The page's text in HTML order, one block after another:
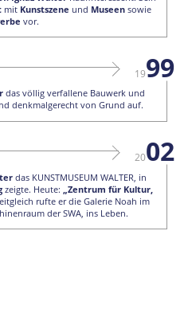
mit Kunstszene und Museensowie
vor.
1999
das völlig verfallene Bauwerk und
denkmalgerecht von Grund auf.
2002
das KUNSTMUSEUM WALTER, in
zeigte. Heute:
„Zentrum für Kultur,
rufte er die Galerie Noah im
der SWA, ins Leben.